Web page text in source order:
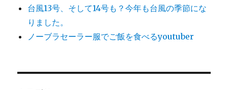
台風13号、そして14号も？今年も台風の季節にな
りました。
ノーブラセーラー服でご飯を食べるyoutuber